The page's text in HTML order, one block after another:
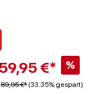
59,95 €* %
89,95 €* (33.35% gespart)